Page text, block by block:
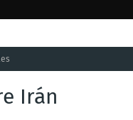
Irán